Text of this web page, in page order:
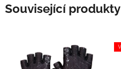
Související produkty